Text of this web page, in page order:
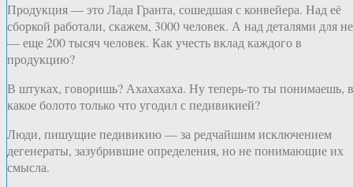
Продукция — это Лада Гранта, сошедшая с конвейера. Над её
сборкой работали, скажем, 3000 человек. А над деталями для
— еще 200 тысяч человек. Как учесть вклад каждого в
продукцию?
В штуках, говоришь? Ахахахаха. Ну теперь-то ты понимаешь, в
какое болото только что угодил с педивикией?
Люди, пишущие педивикию — за редчайшим исключением
дегенераты, зазубрившие определения, но не понимающие их
смысла.